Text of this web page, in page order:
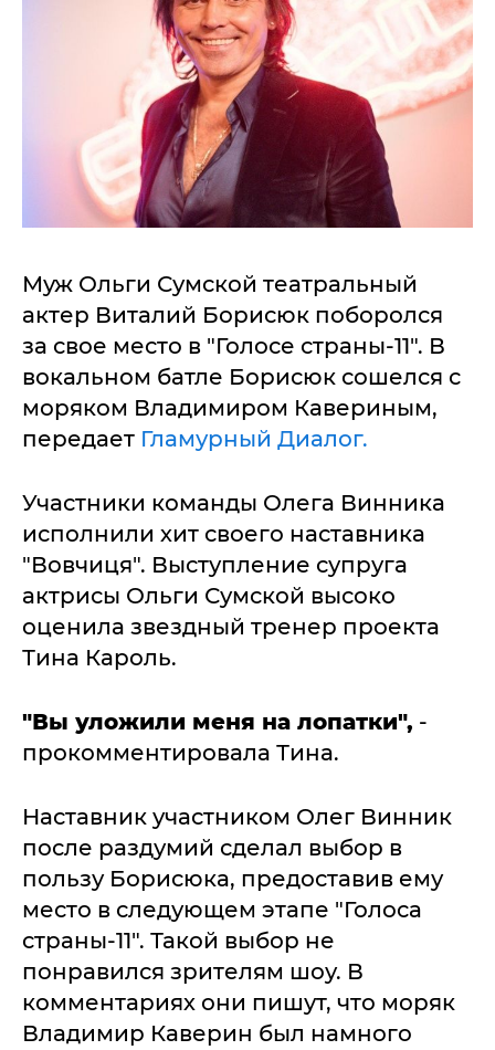
Муж Ольги Сумской театральный
актер Виталий Борисюк поборолся
за свое место в "Голосе страны-11". В
вокальном батле Борисюк сошелся с
моряком Владимиром Кавериным,
передает Гламурный Диалог.
Участники команды Олега Винника
исполнили хит своего наставника
"Вовчиця". Выступление супруга
актрисы Ольги Сумской высоко
оценила звездный тренер проекта
Тина Кароль.
"Вы уложили меня на лопатки", -
прокомментировала Тина.
Наставник участником Олег Винник
после раздумий сделал выбор в
пользу Борисюка, предоставив ему
место в следующем этапе "Голоса
страны-11". Такой выбор не
понравился зрителям шоу. В
комментариях они пишут, что моряк
Владимир Каверин был намного